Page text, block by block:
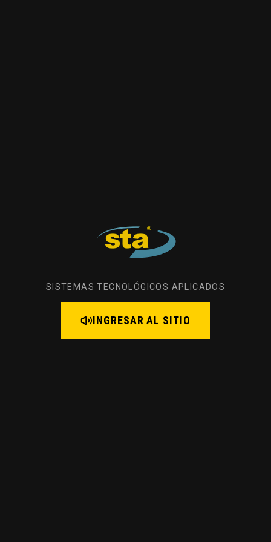
SISTEMAS TECNOLÓGICOS APLICADOS
INGRESAR AL SITIO